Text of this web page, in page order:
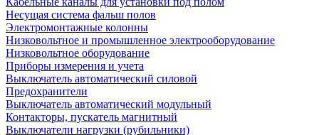
Несущая система фальш полов
Электромонтажные колонны
Низковольтное и промышленное электрооборудование
Низковольтное оборудование
Приборы измерения и учета
Выключатель автоматический силовой
Предохранители
Выключатель автоматический модульный
Контакторы, пускатель магнитный
Выключатели нагрузки (рубильники)